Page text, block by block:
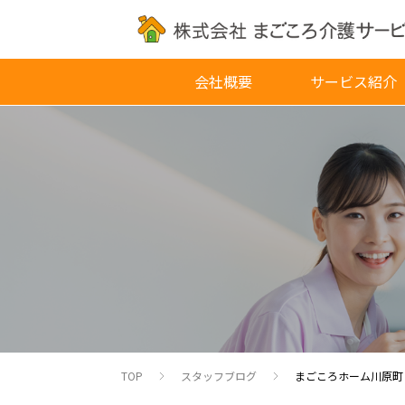
会社概要 サービス紹介
TOP スタッフブログ まごころホーム川原